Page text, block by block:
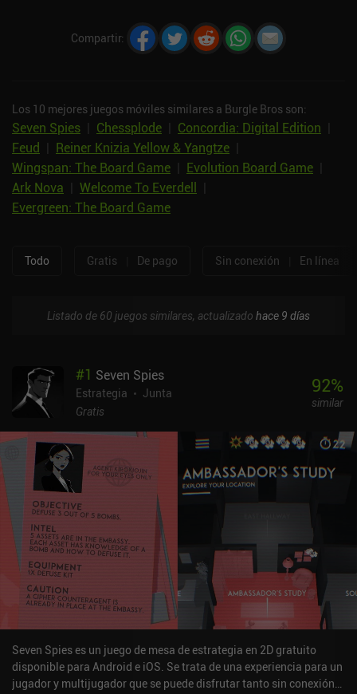
Compartir:
Los 10 mejores juegos móviles similares a Burgle Bros son:
Seven Spies Chessplode Concordia: Digital Edition
Feud
Reiner Knizia Yellow & Yangtze
Wingspan: The Board Game
Evolution Board Game
Ark Nova
Welcome To Everdell
Evergreen: The Board Game
Todo Gratis De pago Sin conexión En línea
Listado de 60 juegos similares, actualizado hace 9 días
#1 Seven Spies
Estrategia
Junta
Gratis
92%
similar
Seven Spies es un juego de mesa de estrategia en 2D gratuito
disponible para Android e iOS. Se trata de una experiencia para un
jugador y multijugador que se puede disfrutar tanto sin conexión